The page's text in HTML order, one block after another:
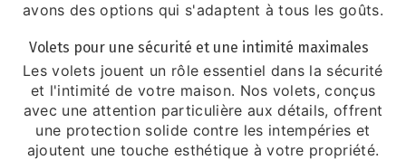
avons des options qui s'adaptent à tous les goûts.
Volets pour une sécurité et une intimité maximales
Les volets jouent un rôle essentiel dans la sécurité
et l'intimité de votre maison. Nos volets, conçus
avec une attention particulière aux détails, offrent
une protection solide contre les intempéries et
ajoutent une touche esthétique à votre propriété.